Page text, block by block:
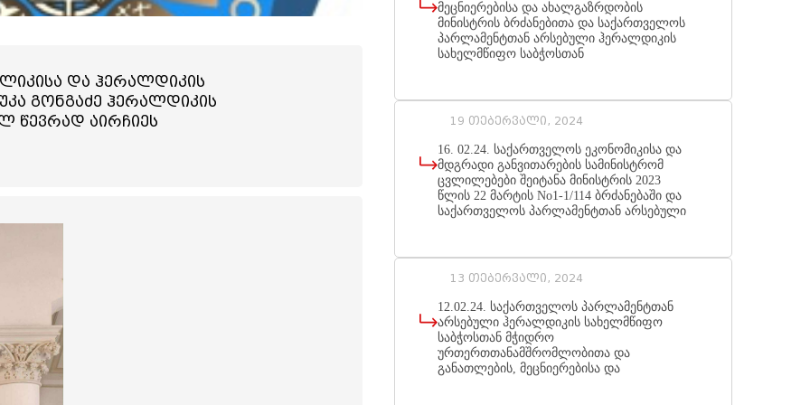
და ჰერალდიკის
გონგაძე ჰერალდიკის
წევრად აირჩიეს
მეცნიერებისა და ახალგაზრდობის
მინისტრის ბრძანებითა და საქართველოს
პარლამენტთან არსებული ჰერალდიკის
სახელმწიფო საბჭოსთან
შეფასებისა და გამოცდების ეროვნული
ცენტრის სახელმწიფო მნიშვნელობის
ოფიციალური კორესპონდენციის/
წერილის და ადმინისტრაციულ-
სამართლებრივი აქტის ბლანკის ნიმუშები
- 1 და 2)
19 თებერვალი, 2024
16. 02.24. საქართველოს ეკონომიკისა და
მდგრადი განვითარების სამინისტრომ
ცვლილებები შეიტანა მინისტრის 2023
წლის 22 მარტის No1-1/114 ბრძანებაში და
საქართველოს პარლამენტთან არსებული
დაამტკიცა ოფიციალური
კორესპონდენციის/წერილის და
ბლანკის ნიმუშები (იხ. დანართი 1,2)
13 თებერვალი, 2024
12.02.24. საქართველოს პარლამენტთან
არსებული ჰერალდიკის სახელმწიფო
საბჭოსთან მჭიდრო
ურთერთთანამშრომლობითა და
განათლების, მეცნიერებისა და